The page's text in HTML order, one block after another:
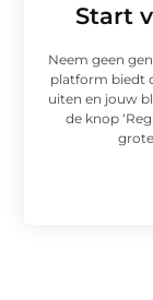
Start
Neem geen
platform biedt
uiten en jouw
de knop